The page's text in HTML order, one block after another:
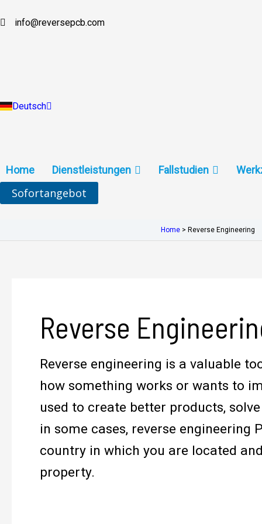
Inhaltinfo@reversepcb.com
Deutsch
English
Indonesia
Home Dienstleistungen Fallstudien
Sofortangebot
Home > Reverse Engineering
Reverse
Reverse engineering is a valuable
how something works or wants to
used to create better products,
in some cases, reverse engineering
country in which you are located
property.